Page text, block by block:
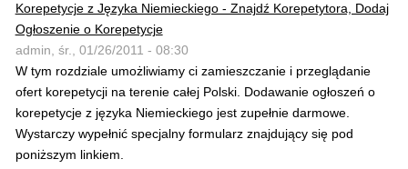
Korepetycje z Języka Niemieckiego - Znajdź Korepetytora, Dodaj
Ogłoszenie o Korepetycje
admin, śr., 01/26/2011 - 08:30
W tym rozdziale umożliwiamy ci zamieszczanie i przeglądanie
ofert korepetycji na terenie całej Polski. Dodawanie ogłoszeń o
korepetycje z języka Niemieckiego jest zupełnie darmowe.
Wystarczy wypełnić specjalny formularz znajdujący się pod
poniższym linkiem.